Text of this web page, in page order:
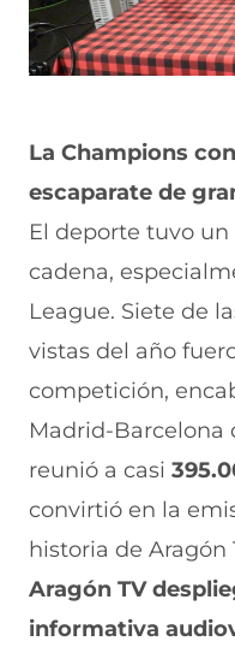
La Champions
escaparate de
El deporte tuvo un
cadena,
League. Siete de
vistas del año
competición,
Madrid-Barcelona
reunió a casi
convirtió en la
historia de Aragón
Aragón TV
informativa